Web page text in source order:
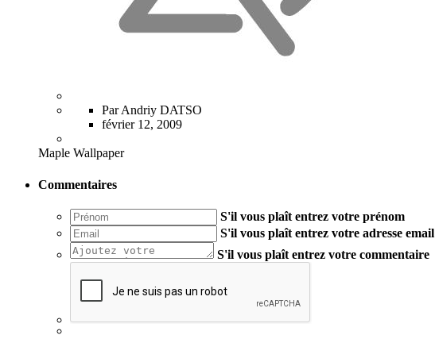
Par Andriy DATSO
février 12, 2009
Maple Wallpaper
Commentaires
S'il vous plaît entrez votre prénom
S'il vous plaît entrez votre adresse email
S'il vous plaît entrez votre commentaire